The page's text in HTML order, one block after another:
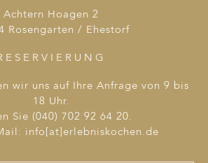
Achtern Hoagen 2
Rosengarten / Ehestorf
wir uns auf Ihre Anfrage von 9 bis
18 Uhr.
Sie (040) 702 92 64 20.
info[at]erlebniskochen.de